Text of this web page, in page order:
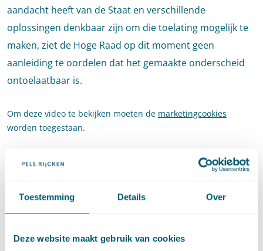
Toestemming Details Over
Deze website maakt gebruik van cookies
aandacht heeft van de Staat en verschillende
oplossingen denkbaar zijn om die toelating mogelijk te
maken, ziet de Hoge Raad op dit moment geen
aanleiding te oordelen dat het gemaakte onderscheid
ontoelaatbaar is.
Om deze video te bekijken moeten de marketingcookies
worden toegestaan.